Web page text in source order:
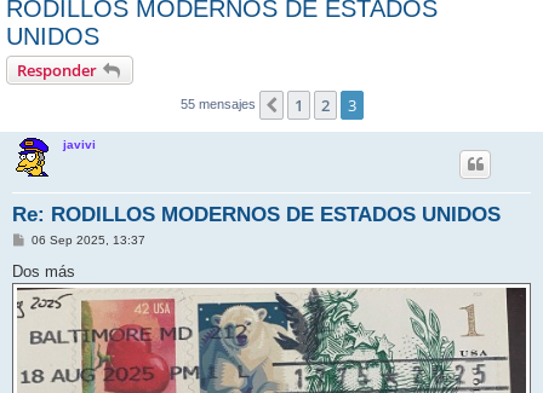
RODILLOS MODERNOS DE ESTADOS
UNIDOS
Responder
55 mensajes Anterior
1 2 3
javivi
Re: RODILLOS MODERNOS DE ESTADOS UNIDOS
M
n
s
a
06 Sep 2025, 13:37
Dos más